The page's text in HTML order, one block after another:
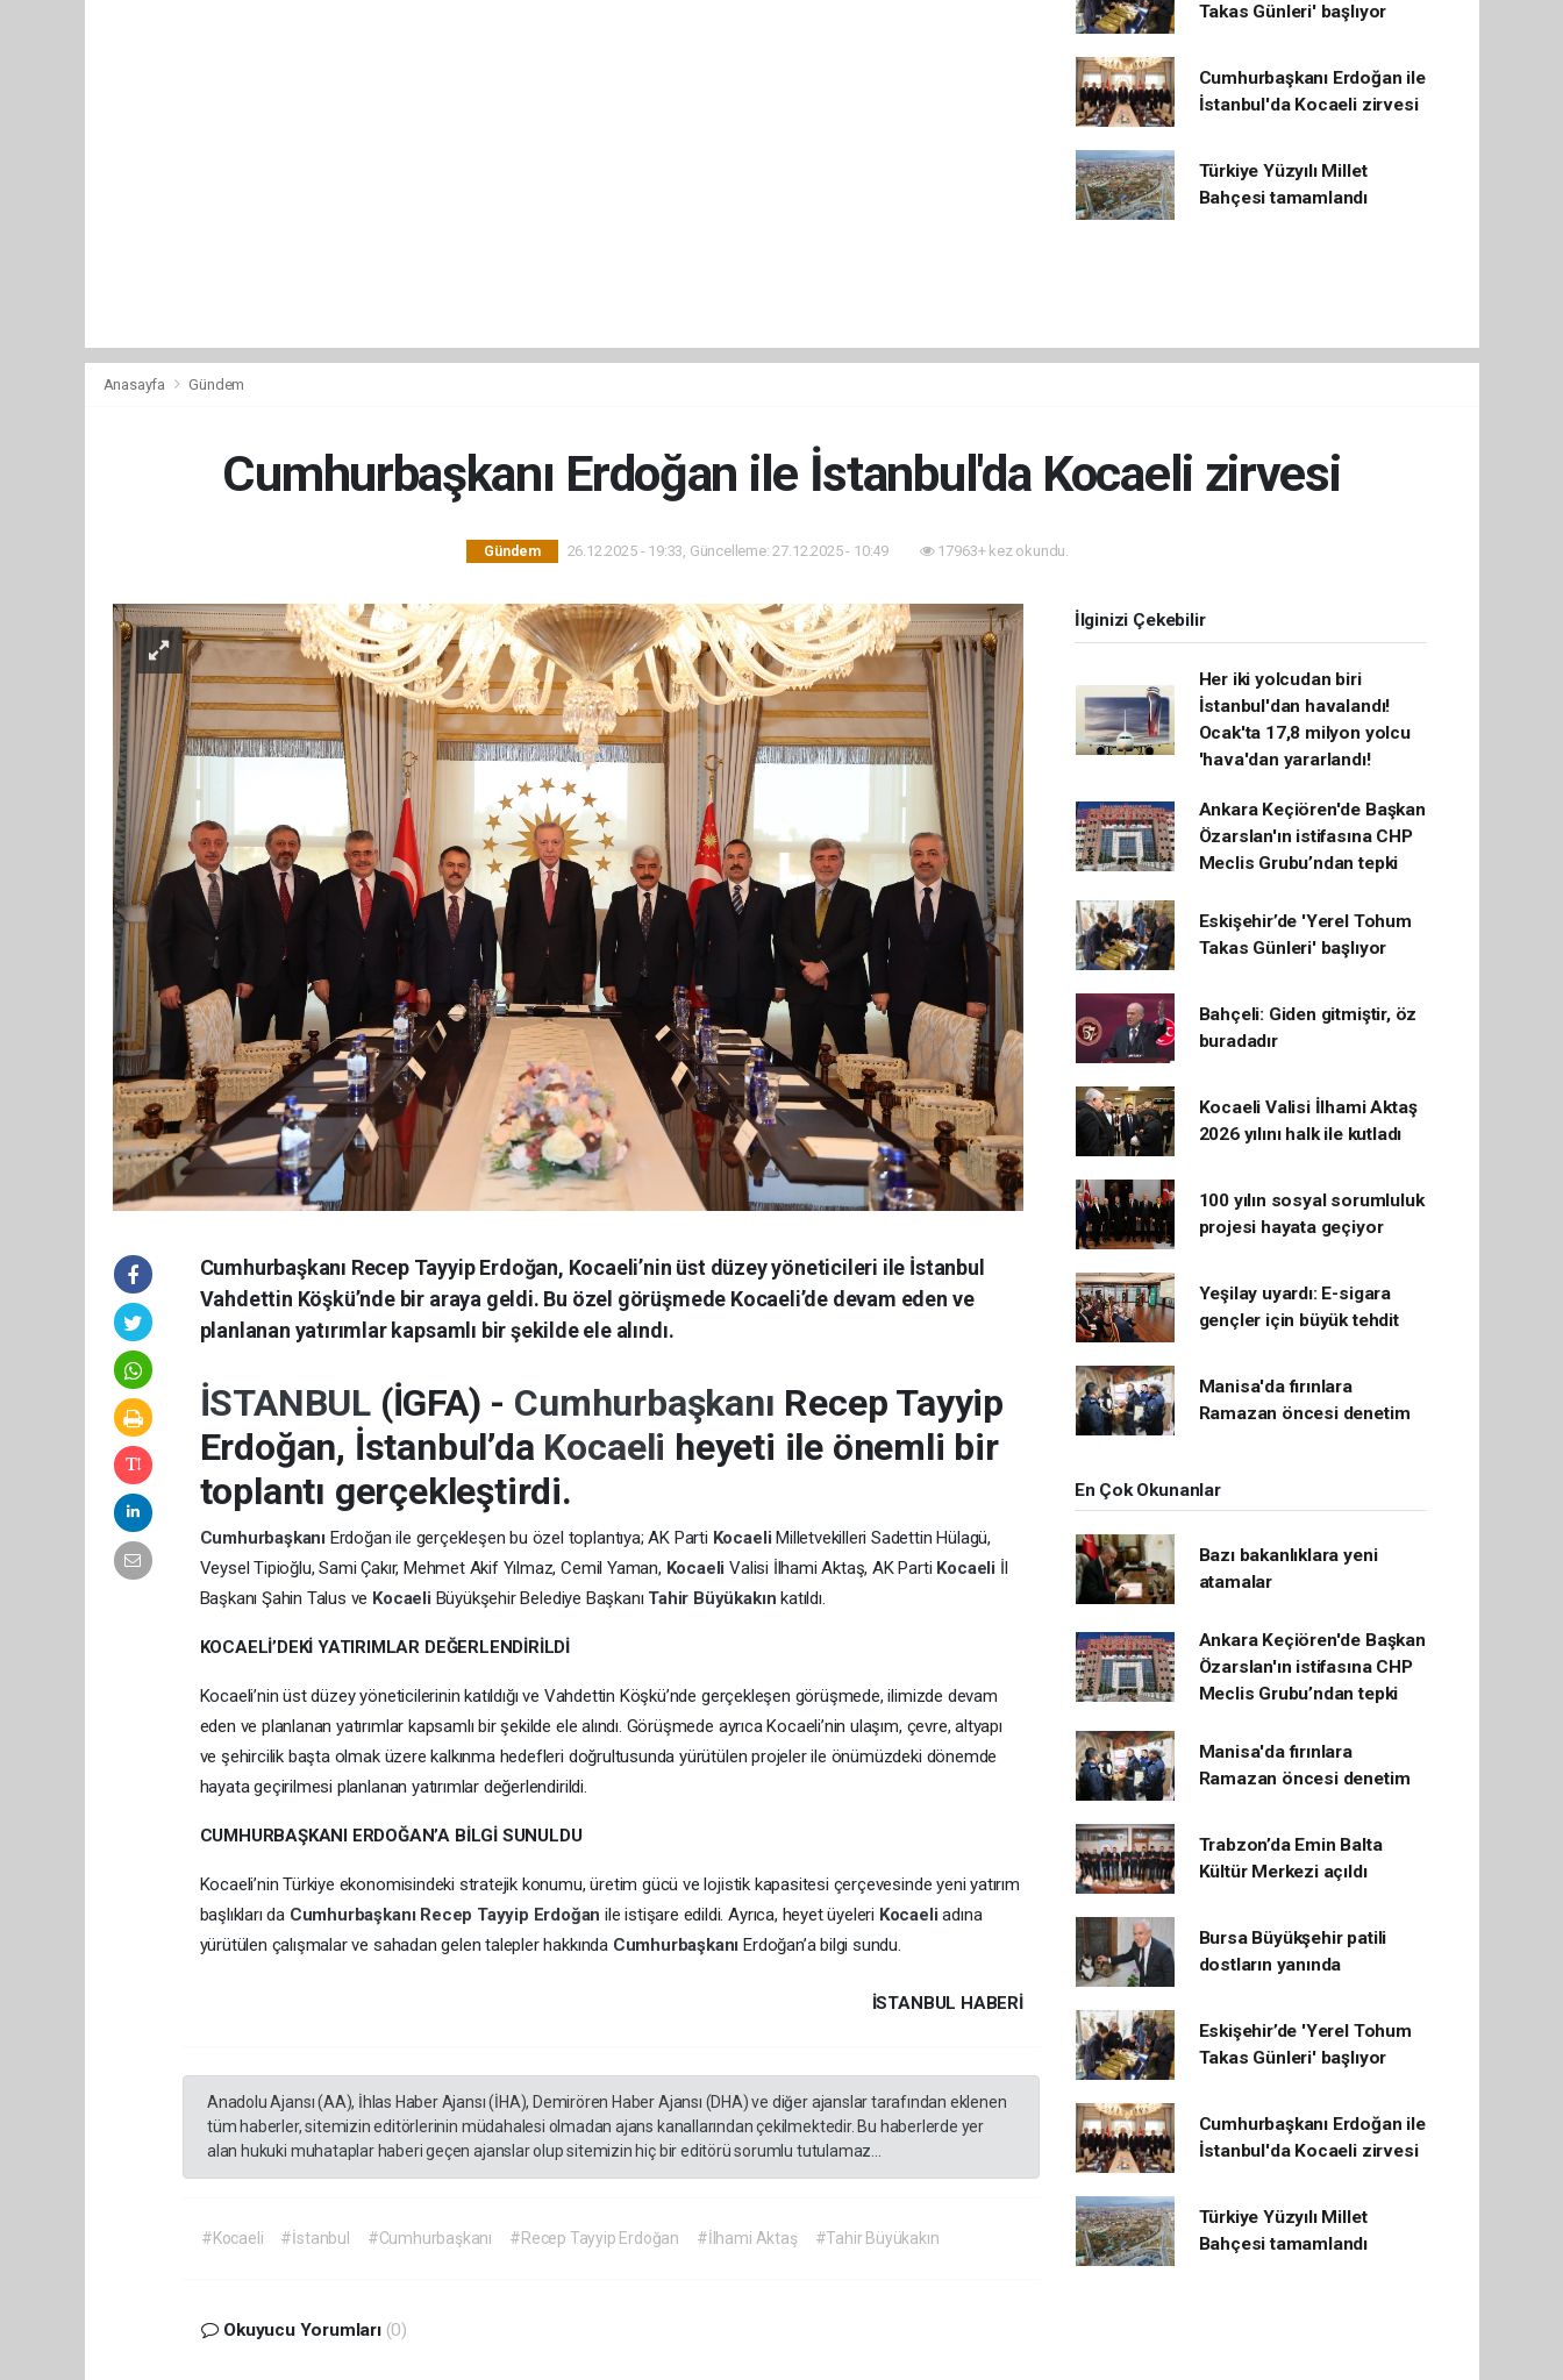
Takas Günleri' başlıyor
Cumhurbaşkanı Erdoğan ile
İstanbul'da Kocaeli zirvesi
Türkiye Yüzyılı Millet
Bahçesi tamamlandı
Anasayfa Gündem
Cumhurbaşkanı Erdoğan ile İstanbul'da Kocaeli zirvesi
Gündem 26.12.2025 - 19:33, Güncelleme: 27.12.2025 - 10:49 17963+ kez okundu.
Cumhurbaşkanı Recep Tayyip Erdoğan, Kocaeli’nin üst düzey yöneticileri ile İstanbul
Vahdettin Köşkü’nde bir araya geldi. Bu özel görüşmede Kocaeli’de devam eden ve
planlanan yatırımlar kapsamlı bir şekilde ele alındı.
İSTANBUL (İGFA) - Cumhurbaşkanı Recep Tayyip
Erdoğan, İstanbul’da Kocaeli heyeti ile önemli bir
toplantı gerçekleştirdi.
Cumhurbaşkanı Erdoğan ile gerçekleşen bu özel toplantıya; AK Parti KocaeliMilletvekilleri Sadettin Hülagü,
Veysel Tipioğlu, Sami Çakır, Mehmet Akif Yılmaz, Cemil Yaman, KocaeliValisi İlhami Aktaş, AK Parti Kocaeli İl
Başkanı Şahin Talus ve Kocaeli Büyükşehir Belediye Başkanı Tahir Büyükakınkatıldı.
KOCAELİ’DEKİ YATIRIMLAR DEĞERLENDİRİLDİ
Kocaeli’nin üst düzey yöneticilerinin katıldığı ve Vahdettin Köşkü’nde gerçekleşen görüşmede, ilimizde devam
eden ve planlanan yatırımlar kapsamlı bir şekilde ele alındı. Görüşmede ayrıca Kocaeli’nin ulaşım, çevre, altyapı
ve şehircilik başta olmak üzere kalkınma hedefleri doğrultusunda yürütülen projeler ile önümüzdeki dönemde
hayata geçirilmesi planlanan yatırımlar değerlendirildi.
CUMHURBAŞKANI ERDOĞAN’A BİLGİ SUNULDU
Kocaeli’nin Türkiye ekonomisindeki stratejik konumu, üretim gücü ve lojistik kapasitesi çerçevesinde yeni yatırım
başlıkları da Cumhurbaşkanı Recep Tayyip Erdoğanile istişare edildi. Ayrıca, heyet üyeleri Kocaeliadına
yürütülen çalışmalar ve sahadan gelen talepler hakkında CumhurbaşkanıErdoğan’a bilgi sundu.
İSTANBUL HABERİ
Anadolu Ajansı (AA), İhlas Haber Ajansı (İHA), Demirören Haber Ajansı (DHA) ve diğer ajanslar tarafından eklenen
tüm haberler, sitemizin editörlerinin müdahalesi olmadan ajans kanallarından çekilmektedir. Bu haberlerde yer
alan hukuki muhataplar haberi geçen ajanslar olup sitemizin hiç bir editörü sorumlu tutulamaz...
#Kocaeli #İstanbul #Cumhurbaşkanı #Recep Tayyip Erdoğan #İlhami Aktaş #Tahir Büyükakın
Okuyucu Yorumları (0)
İlginizi Çekebilir
Her iki yolcudan biri
İstanbul'dan havalandı!
Ocak'ta 17,8 milyon yolcu
'hava'dan yararlandı!
Ankara Keçiören'de Başkan
Özarslan'ın istifasına CHP
Meclis Grubu’ndan tepki
Eskişehir’de 'Yerel Tohum
Takas Günleri' başlıyor
Bahçeli: Giden gitmiştir, öz
buradadır
Kocaeli Valisi İlhami Aktaş
2026 yılını halk ile kutladı
100 yılın sosyal sorumluluk
projesi hayata geçiyor
Yeşilay uyardı: E-sigara
gençler için büyük tehdit
Manisa'da fırınlara
Ramazan öncesi denetim
En Çok Okunanlar
Bazı bakanlıklara yeni
atamalar
Ankara Keçiören'de Başkan
Özarslan'ın istifasına CHP
Meclis Grubu’ndan tepki
Manisa'da fırınlara
Ramazan öncesi denetim
Trabzon’da Emin Balta
Kültür Merkezi açıldı
Bursa Büyükşehir patili
dostların yanında
Eskişehir’de 'Yerel Tohum
Takas Günleri' başlıyor
Cumhurbaşkanı Erdoğan ile
İstanbul'da Kocaeli zirvesi
Türkiye Yüzyılı Millet
Bahçesi tamamlandı